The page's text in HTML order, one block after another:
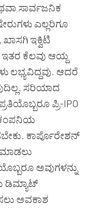
ಸಾರ್ವಜನಿಕ
ಎಲ್ಲರಿಗೂ
ಖಾಸಗಿ ಇಕ್ವಿಟಿ
ಇತರ ಕೆಲವು ಆಯ್ದ
ಲಭ್ಯವಿದ್ದವು. ಆದರೆ
ಸರಿಯಾದ
ಪ್ರಿ-IPO
ಕಾರ್ಪೊರೇಶನ್
ಅವುಗಳನ್ನು
ಡಿಮ್ಯಾಟ್
ಅವಕಾಶ